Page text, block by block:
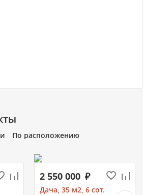
По расположению
2 550 000
Дача, 35 м2, 6 сот.